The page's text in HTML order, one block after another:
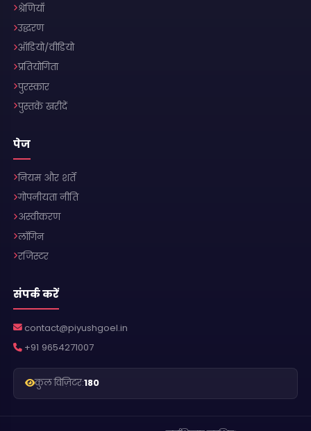
श्रेणियाँ
उद्धरण
ऑडियो/वीडियो
प्रतियोगिता
पुरस्कार
पुस्तकें खरीदें
पेज
नियम और शर्तें
गोपनीयता नीति
अस्वीकरण
लॉगिन
रजिस्टर
संपर्क करें
contact@piyushgoel.in
+91 9654271007
कुल विज़िटर:180